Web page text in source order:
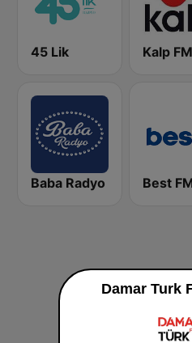
45 Lik Kalp FM
Baba Radyo Best
Damar Turk